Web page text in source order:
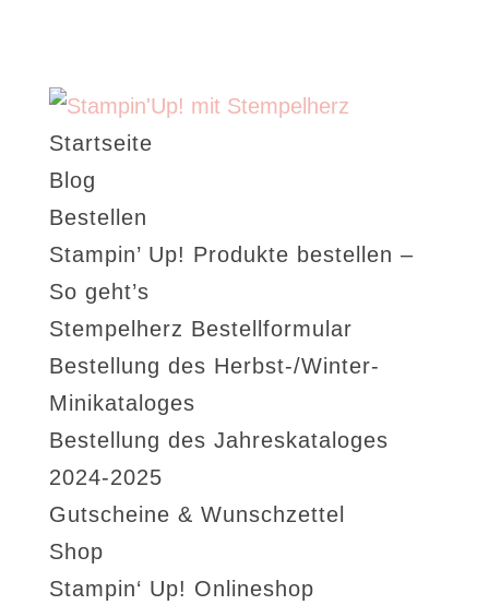
Startseite
Blog
Bestellen
Stampin’ Up! Produkte bestellen –
So geht’s
Stempelherz Bestellformular
Bestellung des Herbst-/Winter-
Minikataloges
Bestellung des Jahreskataloges
2024-2025
Gutscheine & Wunschzettel
Shop
Stampin‘ Up! Onlineshop